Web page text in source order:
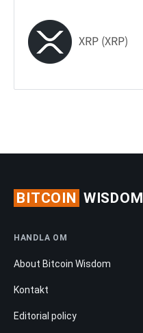
XRP (XRP)
BITCOIN WISDOM
HANDLA OM
About Bitcoin Wisdom
Kontakt
Editorial policy